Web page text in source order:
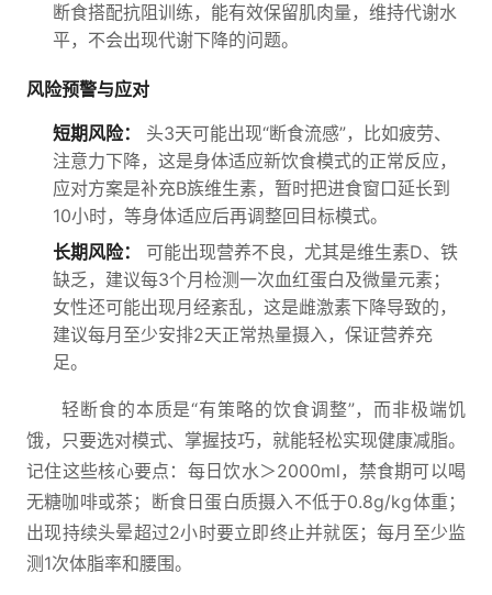
断食搭配抗阻训练，能有效保留肌肉量，维持代谢水
平，不会出现代谢下降的问题。
风险预警与应对
短期风险：
头3天可能出现“断食流感”，比如疲劳、
注意力下降，这是身体适应新饮食模式的正常反应，
应对方案是补充B族维生素，暂时把进食窗口延长到
10小时，等身体适应后再调整回目标模式。
长期风险：
可能出现营养不良，尤其是维生素D、铁
缺乏，建议每3个月检测一次血红蛋白及微量元素；
女性还可能出现月经紊乱，这是雌激素下降导致的，
建议每月至少安排2天正常热量摄入，保证营养充
足。
轻断食的本质是“有策略的饮食调整”，而非极端饥
饿，只要选对模式、掌握技巧，就能轻松实现健康减脂。
记住这些核心要点：每日饮水＞2000ml，禁食期可以喝
无糖咖啡或茶；断食日蛋白质摄入不低于0.8g/kg体重；
出现持续头晕超过2小时要立即终止并就医；每月至少监
测1次体脂率和腰围。